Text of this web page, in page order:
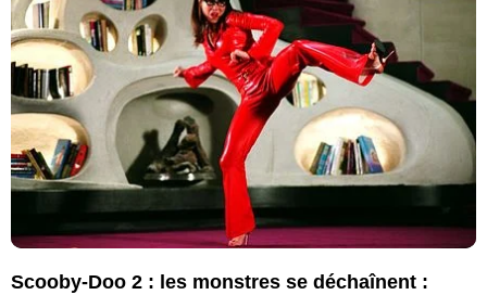
Scooby-Doo 2 : les monstres se déchaînent :